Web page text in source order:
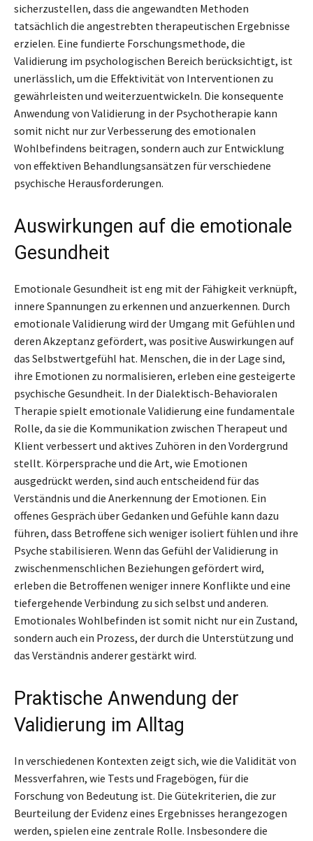
sicherzustellen, dass die angewandten Methoden
tatsächlich die angestrebten therapeutischen Ergebnisse
erzielen. Eine fundierte Forschungsmethode, die
Validierung im psychologischen Bereich berücksichtigt, ist
unerlässlich, um die Effektivität von Interventionen zu
gewährleisten und weiterzuentwickeln. Die konsequente
Anwendung von Validierung in der Psychotherapie kann
somit nicht nur zur Verbesserung des emotionalen
Wohlbefindens beitragen, sondern auch zur Entwicklung
von effektiven Behandlungsansätzen für verschiedene
psychische Herausforderungen.
Auswirkungen auf die emotionale
Gesundheit
Emotionale Gesundheit ist eng mit der Fähigkeit verknüpft,
innere Spannungen zu erkennen und anzuerkennen. Durch
emotionale Validierung wird der Umgang mit Gefühlen und
deren Akzeptanz gefördert, was positive Auswirkungen auf
das Selbstwertgefühl hat. Menschen, die in der Lage sind,
ihre Emotionen zu normalisieren, erleben eine gesteigerte
psychische Gesundheit. In der Dialektisch-Behavioralen
Therapie spielt emotionale Validierung eine fundamentale
Rolle, da sie die Kommunikation zwischen Therapeut und
Klient verbessert und aktives Zuhören in den Vordergrund
stellt. Körpersprache und die Art, wie Emotionen
ausgedrückt werden, sind auch entscheidend für das
Verständnis und die Anerkennung der Emotionen. Ein
offenes Gespräch über Gedanken und Gefühle kann dazu
führen, dass Betroffene sich weniger isoliert fühlen und ihre
Psyche stabilisieren. Wenn das Gefühl der Validierung in
zwischenmenschlichen Beziehungen gefördert wird,
erleben die Betroffenen weniger innere Konflikte und eine
tiefergehende Verbindung zu sich selbst und anderen.
Emotionales Wohlbefinden ist somit nicht nur ein Zustand,
sondern auch ein Prozess, der durch die Unterstützung und
das Verständnis anderer gestärkt wird.
Praktische Anwendung der
Validierung im Alltag
In verschiedenen Kontexten zeigt sich, wie die Validität von
Messverfahren, wie Tests und Fragebögen, für die
Forschung von Bedeutung ist. Die Gütekriterien, die zur
Beurteilung der Evidenz eines Ergebnisses herangezogen
werden, spielen eine zentrale Rolle. Insbesondere die